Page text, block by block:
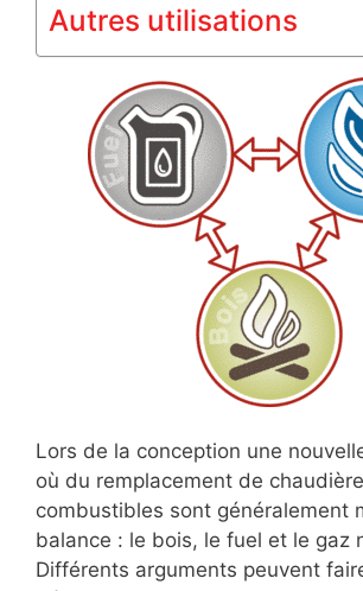
Autres utilisations
Lors de la conception une
où du remplacement de
combustibles sont généralement
balance : le bois, le fuel et le gaz
Différents arguments peuvent